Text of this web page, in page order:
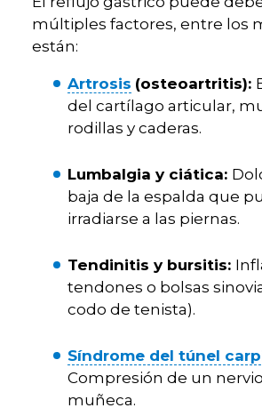
múltiples factores, entre los
están:
Artrosis (osteoartritis):
del cartílago articular,
rodillas y caderas.
Lumbalgia y ciática:
baja de la espalda que
irradiarse a las piernas.
Tendinitis y bursitis:
tendones o bolsas
codo de tenista).
Síndrome del túnel
Compresión de un
muñeca.